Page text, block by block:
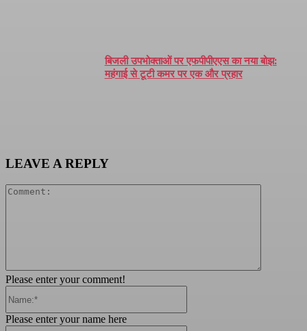
बिजली उपभोक्ताओं पर एफपीपीएएस का नया बोझ:
महंगाई से टूटी कमर पर एक और प्रहार
LEAVE A REPLY
Please enter your comment!
Please enter your name here